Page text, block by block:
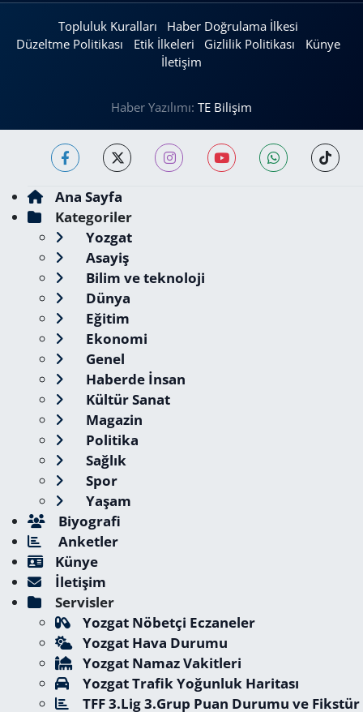
Topluluk Kuralları
Haber Doğrulama İlkesi
Düzeltme Politikası
Etik İlkeleri Gizlilik Politikası
Künye
İletişim
Haber Yazılımı: TE Bilişim
Ana Sayfa
Kategoriler
Yozgat
Asayiş
Bilim ve teknoloji
Dünya
Eğitim
Ekonomi
Genel
Haberde İnsan
Kültür Sanat
Magazin
Politika
Sağlık
Spor
Yaşam
Biyografi
Anketler
Künye
İletişim
Servisler
Yozgat Nöbetçi Eczaneler
Yozgat Hava Durumu
Yozgat Namaz Vakitleri
Yozgat Trafik Yoğunluk Haritası
TFF 3.Lig 3.Grup Puan Durumu ve Fikstür